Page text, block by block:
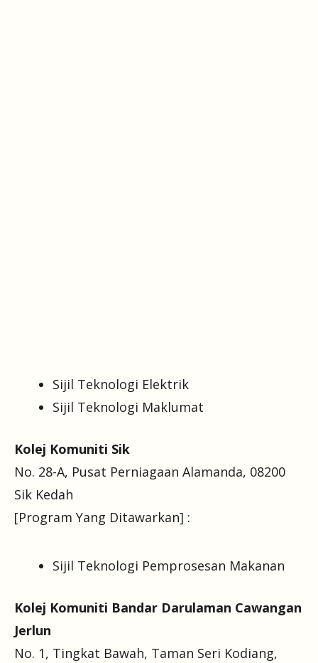
Sijil Teknologi Elektrik
Sijil Teknologi Maklumat
Kolej Komuniti Sik
No. 28-A, Pusat Perniagaan Alamanda, 08200
Sik Kedah
[Program Yang Ditawarkan] :
Sijil Teknologi Pemprosesan Makanan
Kolej Komuniti Bandar Darulaman Cawangan
Jerlun
No. 1, Tingkat Bawah, Taman Seri Kodiang,